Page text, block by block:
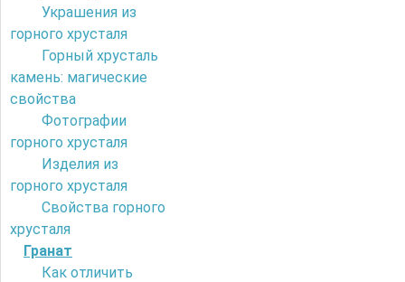
Украшения из
горного хрусталя
Горный хрусталь
камень: магические
свойства
Фотографии
горного хрусталя
Изделия из
горного хрусталя
Свойства горного
хрусталя
Гранат
Как отличить